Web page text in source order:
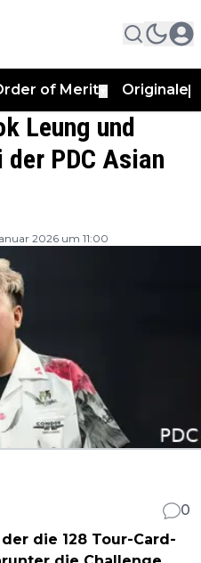
of Merit Originale
Leung und
PDC Asian
2026 um 11:00
0
die 128 Tour-Card-